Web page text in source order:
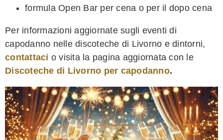
formula Open Bar per cena o per il dopo cena
Per informazioni aggiornate sugli eventi di
capodanno nelle discoteche di Livorno e dintorni,
contattaci o visita la pagina aggiornata con le
Discoteche di Livorno per capodanno.